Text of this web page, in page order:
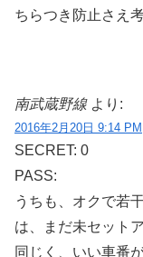
ちらつき防止さえ
南武蔵野線 より:
2016年2月20日 9:14 PM
SECRET: 0
PASS:
うちも、オクで若
は、まだ未セット
同じく、いい車番